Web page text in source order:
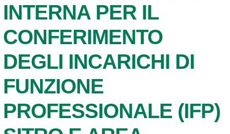
INTERNA PER IL
CONFERIMENTO
DEGLI INCARICHI DI
FUNZIONE
PROFESSIONALE (IFP)